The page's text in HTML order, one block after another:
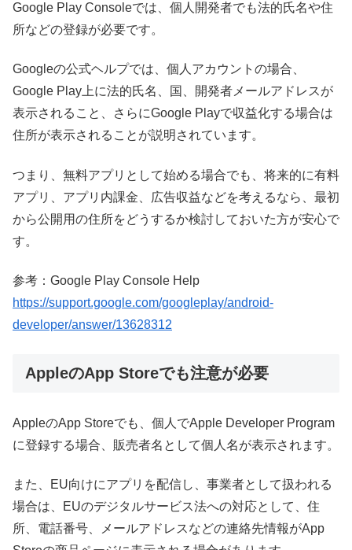
Google Play Consoleでは、個人開発者でも法的氏名や住
所などの登録が必要です。
Googleの公式ヘルプでは、個人アカウントの場合、
Google Play上に法的氏名、国、開発者メールアドレスが
表示されること、さらにGoogle Playで収益化する場合は
住所が表示されることが説明されています。
つまり、無料アプリとして始める場合でも、将来的に有料
アプリ、アプリ内課金、広告収益などを考えるなら、最初
から公開用の住所をどうするか検討しておいた方が安心で
す。
参考：Google Play Console Help
https://support.google.com/googleplay/android-
developer/answer/13628312
AppleのApp Storeでも注意が必要
AppleのApp Storeでも、個人でApple Developer Program
に登録する場合、販売者名として個人名が表示されます。
また、EU向けにアプリを配信し、事業者として扱われる
場合は、EUのデジタルサービス法への対応として、住
所、電話番号、メールアドレスなどの連絡先情報がApp